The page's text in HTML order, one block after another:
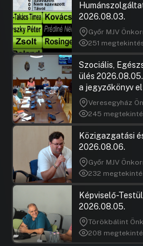
2026.08.03.
Győr MJV
251
Szociális,
ülés
a jegyzőkönyv
Veresegyház
245
Közigazgatási
2026.08.06.
Győr MJV
232
Képviselő-
2026.08.05.
Törökbálint
208